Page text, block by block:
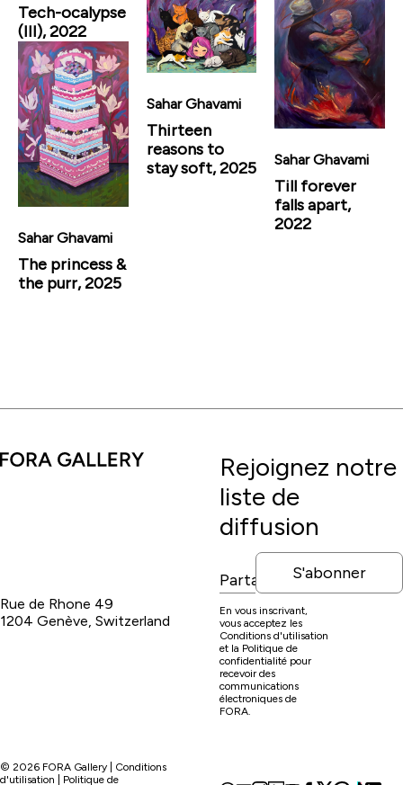
Tech-ocalypse
(III), 2022
Sahar Ghavami
The princess &
the purr, 2025
Sahar Ghavami
Thirteen
reasons to
stay soft, 2025
Sahar Ghavami
Till forever
falls apart,
2022
Rejoignez notre
liste de
diffusion
S'abonner
En vous inscrivant,
vous acceptez les
Conditions d'utilisation
et la Politique de
confidentialité pour
recevoir des
communications
électroniques de
FORA.
Rue de Rhone 49
1204 Genève, Switzerland
© 2026 FORA Gallery | Conditions
d'utilisation
Politique de